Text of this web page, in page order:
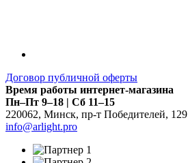
Договор публичной оферты
Время работы интернет-магазина
Пн–Пт 9–18 | Сб 11–15
220062, Минск, пр-т Победителей, 129
info@arlight.pro